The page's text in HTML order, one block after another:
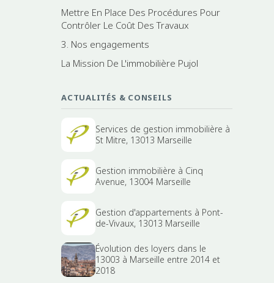
Mettre En Place Des Procédures Pour
Contrôler Le Coût Des Travaux
3. Nos engagements
La Mission De L'immobilière Pujol
ACTUALITÉS & CONSEILS
Services de gestion immobilière à
St Mitre, 13013 Marseille
Gestion immobilière à Cinq
Avenue, 13004 Marseille
Gestion d'appartements à Pont-
de-Vivaux, 13013 Marseille
Évolution des loyers dans le
13003 à Marseille entre 2014 et
2018